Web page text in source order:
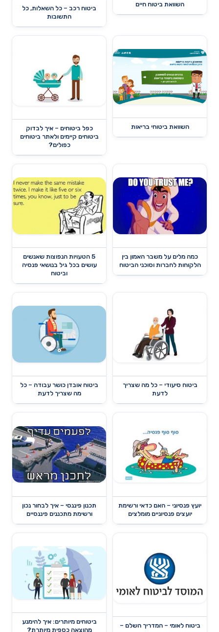
השוואת ביטוח חיים
ביטוח רכב – כל השאלות, כל
התשובות
השוואת ביטוחי בריאות
כפל ביטוחים – איך לבדוק
ביטוחים קיימים ולאתר ביטוחים
כפולים?
כמה מלים על משבר האמון בין
הלקוחות לחברות וסוכני הביטוח
5 הטעויות הנפוצות שאנשים
עושים בכל גיל בנושאי פנסיה
וביטוח
ביטוח סיעודי – כל מה שצריך
לדעת
ביטוח אובדן כושר עבודה – כל
מה שצריך לדעת
יועץ פנסיוני – האם כדאי ורשימת
יועצים פנסיוניים מומלצים
תכנון פיננסי – איך לבחור נכון
ורשימת מתכננים פיננסיים
ביטוח לאומי – המדריך השלם –
ביטוחים מיותרים: איך להימנע
מהוצאה כספית מיותרת?